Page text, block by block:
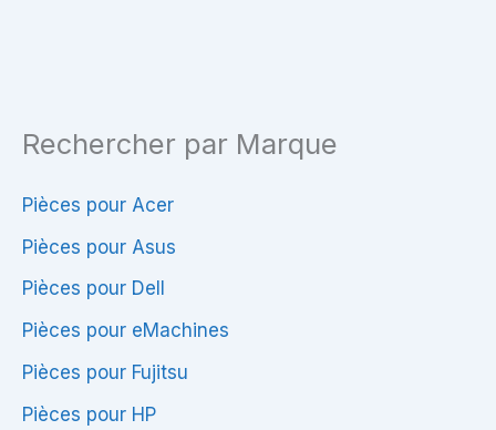
Rechercher par Marque
Pièces pour Acer
Pièces pour Asus
Pièces pour Dell
Pièces pour eMachines
Pièces pour Fujitsu
Pièces pour HP